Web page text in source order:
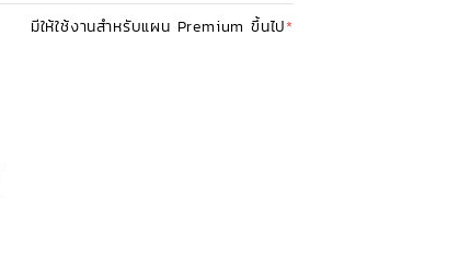
มีให้ใช้งานสำหรับแผน Premium ขึ้นไป*